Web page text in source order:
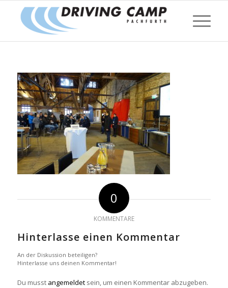
0
KOMMENTARE
Hinterlasse einen Kommentar
An der Diskussion beteiligen?
Hinterlasse uns deinen Kommentar!
Du musst angemeldetsein, um einen Kommentar abzugeben.